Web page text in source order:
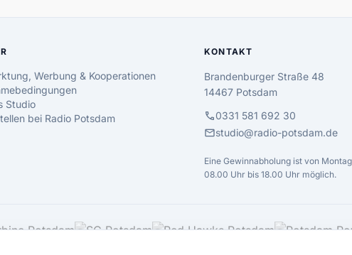
Werbung & Kooperationen
Studio
bei Radio Potsdam
KONTAKT
Brandenburger Straße 48
14467 Potsdam
call0331 581 692 30
mailstudio@radio-potsdam.de
Eine Gewinnabholung ist von
08.00 Uhr bis 18.00 Uhr möglich.